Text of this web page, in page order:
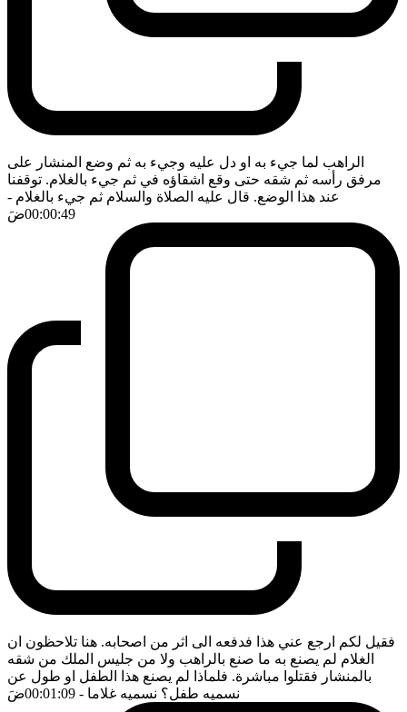
الراهب لما جيء به او دل عليه وجيء به ثم وضع المنشار على
مرفق رأسه ثم شقه حتى وقع اشقاؤه في ثم جيء بالغلام. توقفنا
عند هذا الوضع. قال عليه الصلاة والسلام ثم جيء بالغلام -
00:00:49ضَ
فقيل لكم ارجع عني هذا فدفعه الى اثر من اصحابه. هنا تلاحظون ان
الغلام لم يصنع به ما صنع بالراهب ولا من جليس الملك من شقه
بالمنشار فقتلوا مباشرة. فلماذا لم يصنع هذا الطفل او طول عن
نسميه طفل؟ نسميه غلاما - 00:01:09 ضَ